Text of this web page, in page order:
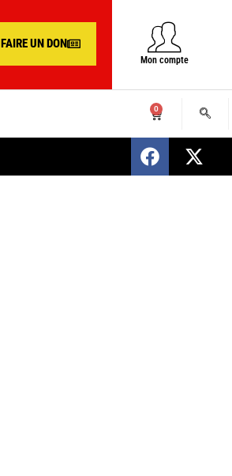
FAIRE UN DON
Mon compte
0
SENEGAL : Nomination d’un nouveau